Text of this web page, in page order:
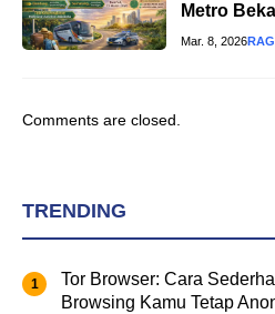
Metro
Mar. 8, 2026
Comments are closed.
TRENDING
Tor Browser: Cara
Browsing Kamu Tetap